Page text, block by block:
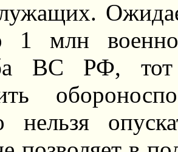
1 млн
ВС РФ, тот
нельзя